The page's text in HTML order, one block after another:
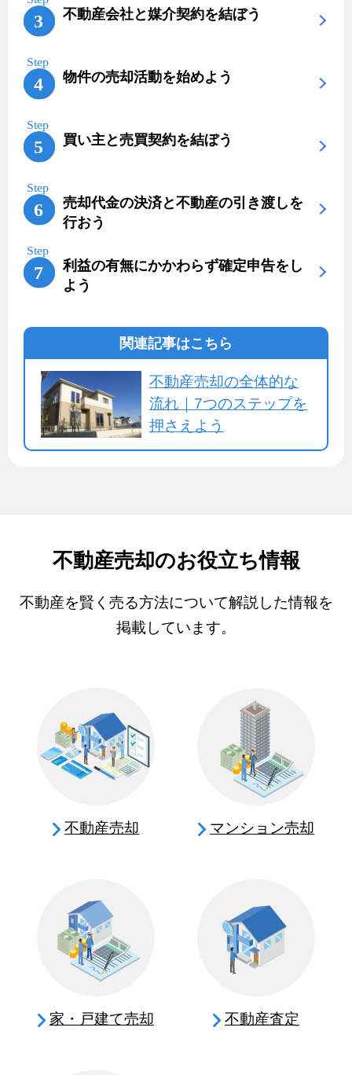
不動産会社と媒介契約を結ぼう
物件の売却活動を始めよう
買い主と売買契約を結ぼう
売却代金の決済と不動産の引き渡しを
行おう
利益の有無にかかわらず確定申告をし
よう
関連記事はこちら
不動産売却の全体的な
流れ｜7つのステップを
押さえよう
不動産売却のお役立ち情報
不動産を賢く売る方法について解説した情報を
掲載しています。
不動産売却 マンション売却
家・戸建て売却 不動産査定